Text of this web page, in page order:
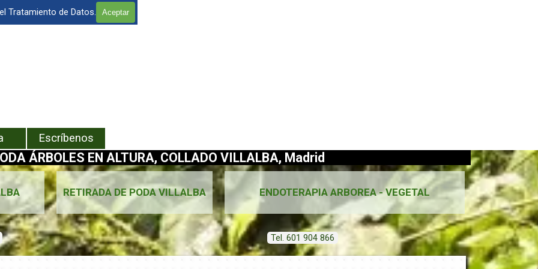
Tratamiento de Datos. Aceptar
Escríbenos
ÁRBOLES EN ALTURA, COLLADO VILLALBA, Madrid
ENDOTERAPIA ARBOREA - VEGETAL
RETIRADA DE PODA VILLALBA
Tel. 601 904 866